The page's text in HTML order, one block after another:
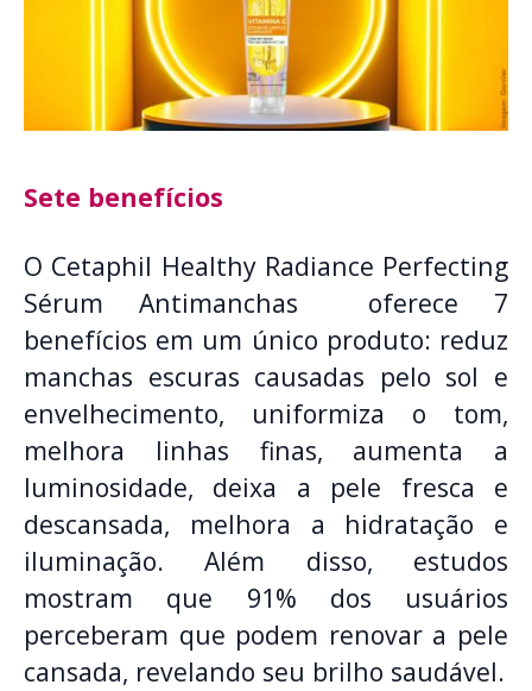
Sete benefícios
O Cetaphil Healthy Radiance Perfecting
Sérum Antimanchas oferece 7
benefícios em um único produto: reduz
manchas escuras causadas pelo sol e
envelhecimento, uniformiza o tom,
melhora linhas finas, aumenta a
luminosidade, deixa a pele fresca e
descansada, melhora a hidratação e
iluminação. Além disso, estudos
mostram que 91% dos usuários
perceberam que podem renovar a pele
cansada, revelando seu brilho saudável.